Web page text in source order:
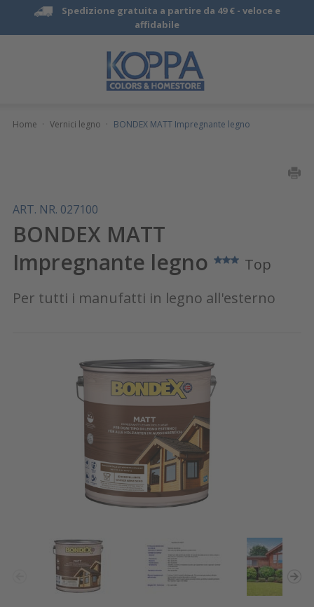
Spedizione gratuita a partire da 49 € - veloce e
affidabile
Home · Vernici legno · BONDEX MATT Impregnante legno
ART. NR. 027100
BONDEX MATT
Impregnante legno
Top
Per tutti i manufatti in legno all'esterno